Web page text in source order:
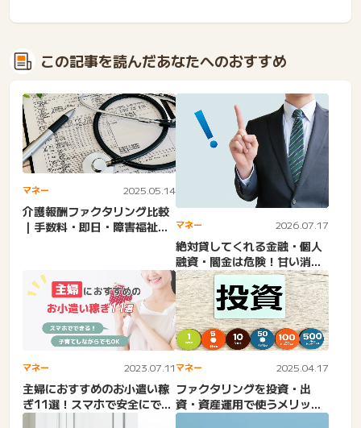
この記事を読んだあなたへのおすすめ
マネー 2025.05.14
介護報酬ファクタリング比較
｜手数料・即日・障害福祉・
マネー 2026.07.17
絶対貸してくれる金融・個人
融資・闇金は危険！甘い消費
者金融は闇金で危険性が高い
マネー 2023.07.11
主婦におすすめのお小遣い稼
ぎ11選！スマホで安全にでき
る方法も
マネー 2025.04.17
ファクタリングを投資・出
資・資産運用で使うメリッ
ト・デメリット！手数料・利